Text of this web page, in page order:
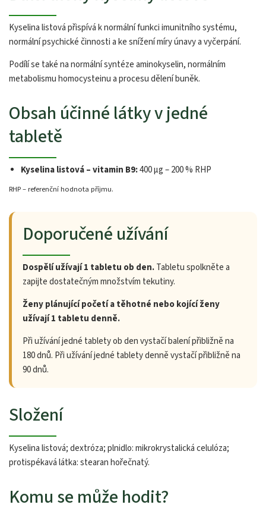
Kyselina listová přispívá k normální funkci imunitního systému,
normální psychické činnosti a ke snížení míry únavy a vyčerpání.
Podílí se také na normální syntéze aminokyselin, normálním
metabolismu homocysteinu a procesu dělení buněk.
Obsah účinné látky v jedné
tabletě
Kyselina listová – vitamin B9:400 µg – 200 % RHP
RHP – referenční hodnota příjmu.
Doporučené užívání
Dospělí užívají 1 tabletu ob den.Tabletu spolkněte a
zapijte dostatečným množstvím tekutiny.
Ženy plánující početí a těhotné nebo kojící ženy
užívají 1 tabletu denně.
Při užívání jedné tablety ob den vystačí balení přibližně na
180 dnů. Při užívání jedné tablety denně vystačí přibližně na
90 dnů.
Složení
Kyselina listová; dextróza; plnidlo: mikrokrystalická celulóza;
protispékavá látka: stearan hořečnatý.
Komu se může hodit?